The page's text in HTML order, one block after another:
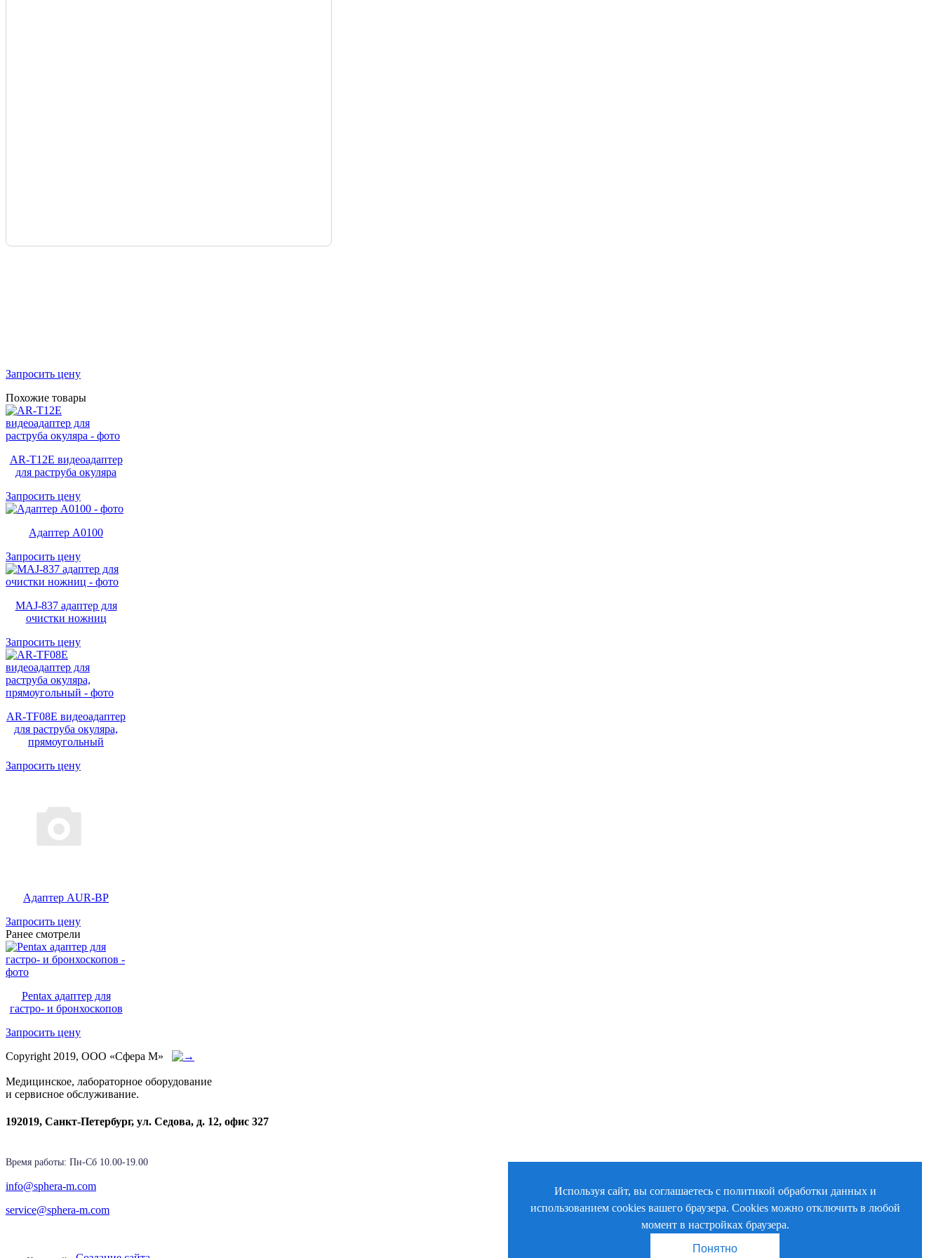
Используя сайт, вы соглашаетесь с политикой обработки данных и
использованием cookies вашего браузера. Cookies можно отключить в любой
момент в настройках браузера.
Понятно
Запросить цену
Похожие товары
AR-T12E видеоадаптер
для раструба окуляра
Запросить цену
Адаптер A0100
Запросить цену
MAJ-837 адаптер для
очистки ножниц
Запросить цену
AR-TF08E видеоадаптер
для раструба окуляра,
прямоугольный
Запросить цену
Адаптер AUR-BP
Запросить цену
Ранее смотрели
Pentax адаптер для
гастро- и бронхоскопов
Запросить цену
Copyright 2019, ООО «Сфера М»
Медицинское, лабораторное оборудование
и сервисное обслуживание.
192019, Санкт-Петербург, ул. Седова, д. 12, офис 327
Время работы: Пн-Cб 10.00-19.00
info@sphera-m.com
service@sphera-m.com